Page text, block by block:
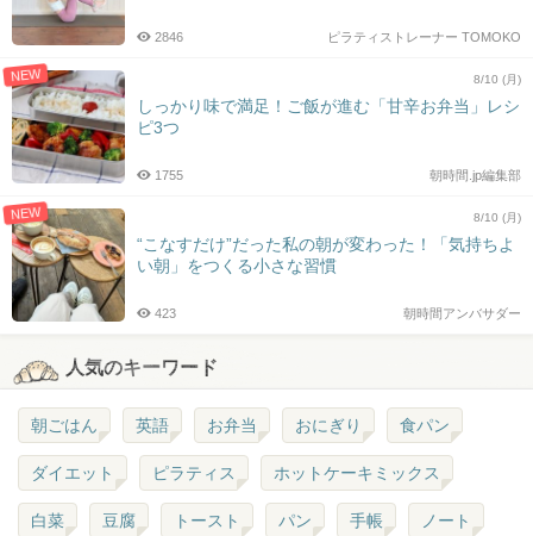
ピラティストレーナー TOMOKO
2846
NEW 8/10 (月)
しっかり味で満足！ご飯が進む「甘辛お弁当」レシ
ピ3つ
朝時間.jp編集部
1755
NEW 8/10 (月)
“こなすだけ”だった私の朝が変わった！「気持ちよ
い朝」をつくる小さな習慣
朝時間アンバサダー
423
人気のキーワード
朝ごはん 英語 お弁当 おにぎり 食パン
ダイエット ピラティス ホットケーキミックス
白菜 豆腐 トースト パン 手帳 ノート